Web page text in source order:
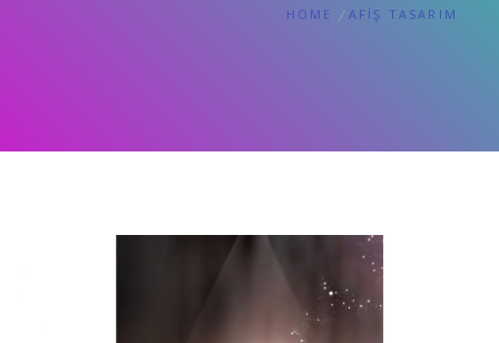
HOME AFIŞ TASARIM